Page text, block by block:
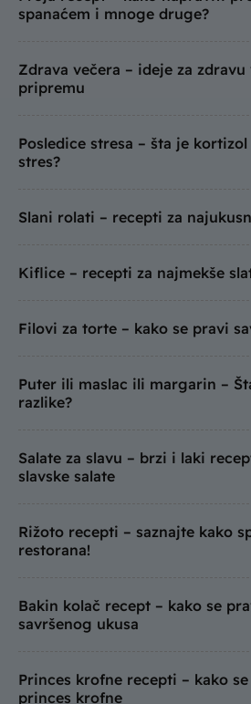
spanaćem i mnoge druge?
Zdrava večera – ideje za
pripremu
Posledice stresa – šta je
stres?
Slani rolati – recepti za
Kiflice – recepti za najmekše
Filovi za torte – kako se pravi
Puter ili maslac ili margarin –
razlike?
Salate za slavu – brzi i laki
slavske salate
Rižoto recepti – saznajte kako
restorana!
Bakin kolač recept – kako se
savršenog ukusa
Princes krofne recepti – kako
princes krofne